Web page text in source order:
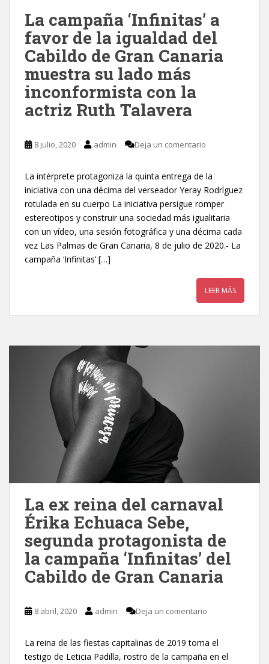
La campaña ‘Infinitas’ a
favor de la igualdad del
Cabildo de Gran Canaria
muestra su lado más
inconformista con la
actriz Ruth Talavera
8 julio, 2020 admin Deja un comentario
La intérprete protagoniza la quinta entrega de la
iniciativa con una décima del verseador Yeray Rodríguez
rotulada en su cuerpo La iniciativa persigue romper
estereotipos y construir una sociedad más igualitaria
con un vídeo, una sesión fotográfica y una décima cada
vez Las Palmas de Gran Canaria, 8 de julio de 2020.- La
campaña ‘Infinitas’ […]
LEER MÁS
La ex reina del carnaval
Érika Echuaca Sebe,
segunda protagonista de
la campaña ‘Infinitas’ del
Cabildo de Gran Canaria
8 abril, 2020 admin Deja un comentario
La reina de las fiestas capitalinas de 2019 toma el
testigo de Leticia Padilla, rostro de la campaña en el